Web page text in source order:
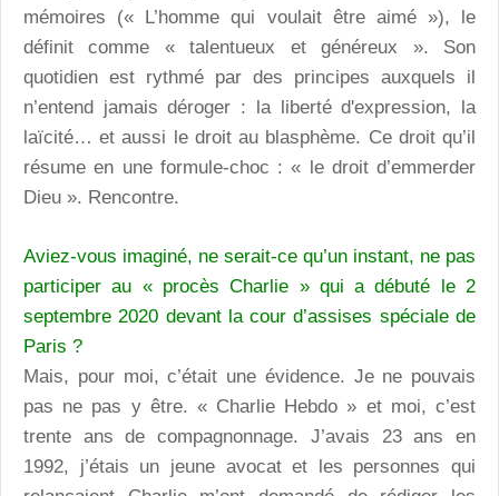
mémoires (« L’homme qui voulait être aimé »), le
définit comme « talentueux et généreux ». Son
quotidien est rythmé par des principes auxquels il
n’entend jamais déroger : la liberté d'expression, la
laïcité… et aussi le droit au blasphème. Ce droit qu’il
résume en une formule-choc : « le droit d’emmerder
Dieu ». Rencontre.
Aviez-vous imaginé, ne serait-ce qu’un instant, ne pas
participer au « procès Charlie » qui a débuté le 2
septembre 2020 devant la cour d’assises spéciale de
Paris ?
Mais, pour moi, c’était une évidence. Je ne pouvais
pas ne pas y être. « Charlie Hebdo » et moi, c’est
trente ans de compagnonnage. J’avais 23 ans en
1992, j’étais un jeune avocat et les personnes qui